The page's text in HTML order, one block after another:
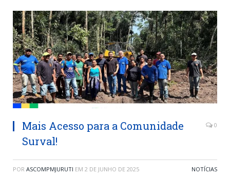
Mais Acesso para a Comunidade
Surval!
0
POR ASCOMPMJURUTI EM 2 DE JUNHO DE 2025 NOTÍCIAS